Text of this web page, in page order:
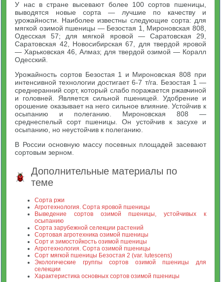
У нас в стране высевают более 100 сортов пшеницы,
выводятся новые сорта — лучшие по качеству и
урожайности. Наиболее известны следующие сорта: для
мягкой озимой пшеницы — Безостая 1, Мироновская 808,
Одесская 57; для мягкой яровой — Саратовская 29,
Саратовская 42, Новосибирская 67, для твердой яровой
— Харьковская 46, Алмаз; для твердой озимой — Коралл
Одесский.
Урожайность сортов Безостая 1 и Мироновская 808 при
интенсивной технологии достигает 6-7 т/га. Безостая 1 —
среднеранний сорт, который слабо поражается ржавчиной
и головней. Является сильной пшеницей. Удобрение и
орошение оказывает на него сильное влияние. Устойчив к
осыпанию и полеганию. Мироновская 808 —
среднеспелый сорт пшеницы. Он устойчив к засухе и
осыпанию, но неустойчив к полеганию.
В России основную массу посевных площадей засевают
сортовым зерном.
Дополнительные материалы по
теме
Сорта ржи
Агротехнология. Сорта яровой пшеницы
Выведение сортов озимой пшеницы, устойчивых к
осыпанию
Сорта зарубежной селекции растений
Сортовая агротехника озимой пшеницы
Сорт и зимостойкость озимой пшеницы
Агротехнология. Сорта озимой пшеницы
Сорт мягкой пшеницы Безостая 2 (var. lutescens)
Экологические группы сортов озимой пшеницы для
селекции
Характеристика основных сортов озимой пшеницы